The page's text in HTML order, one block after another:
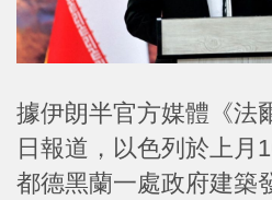
據伊朗半官方媒體《法
日報道，以色列於上月
都德黑蘭一處政府建築